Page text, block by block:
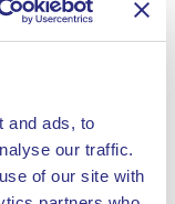
and ads, to
our traffic.
of our site with